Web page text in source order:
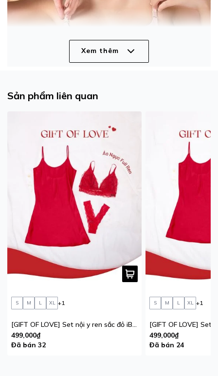
Xem thêm
Sản phẩm liên quan
S M L XL +1
[GIFT OF LOVE] Set nội y ren sắc đỏ iBasic phiên bản giới hạn
499,000₫
Đã bán 32
S M L XL +1
499,000₫
Đã bán 24